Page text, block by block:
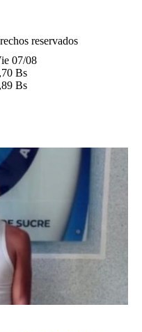
reservados
07/08
Bs
Bs